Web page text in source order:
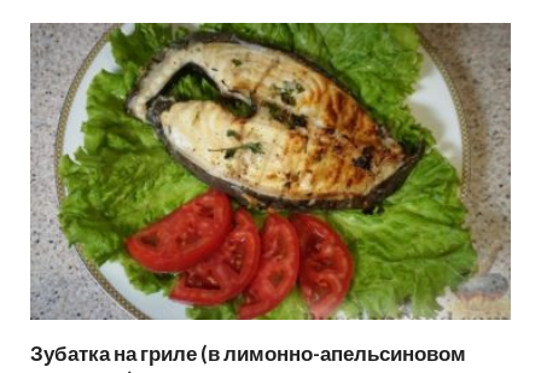
Зубатка на гриле (в лимонно-апельсиновом